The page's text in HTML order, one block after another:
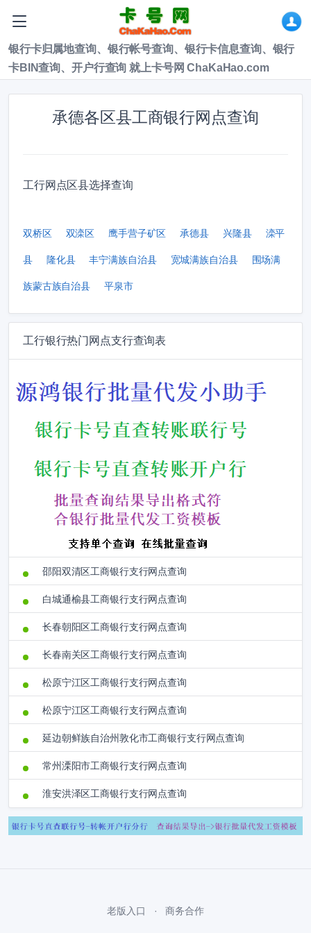
银行卡归属地查询、银行帐号查询、银行卡信息查询、银行
卡BIN查询、开户行查询 就上卡号网 ChaKaHao.com
承德各区县工商银行网点查询
工行网点区县选择查询
双桥区 双滦区 鹰手营子矿区 承德县 兴隆县 滦平
县 隆化县 丰宁满族自治县 宽城满族自治县 围场满
族蒙古族自治县 平泉市
工行银行热门网点支行查询表
邵阳双清区工商银行支行网点查询
白城通榆县工商银行支行网点查询
长春朝阳区工商银行支行网点查询
长春南关区工商银行支行网点查询
松原宁江区工商银行支行网点查询
松原宁江区工商银行支行网点查询
延边朝鲜族自治州敦化市工商银行支行网点查询
常州溧阳市工商银行支行网点查询
淮安洪泽区工商银行支行网点查询
老版入口 商务合作